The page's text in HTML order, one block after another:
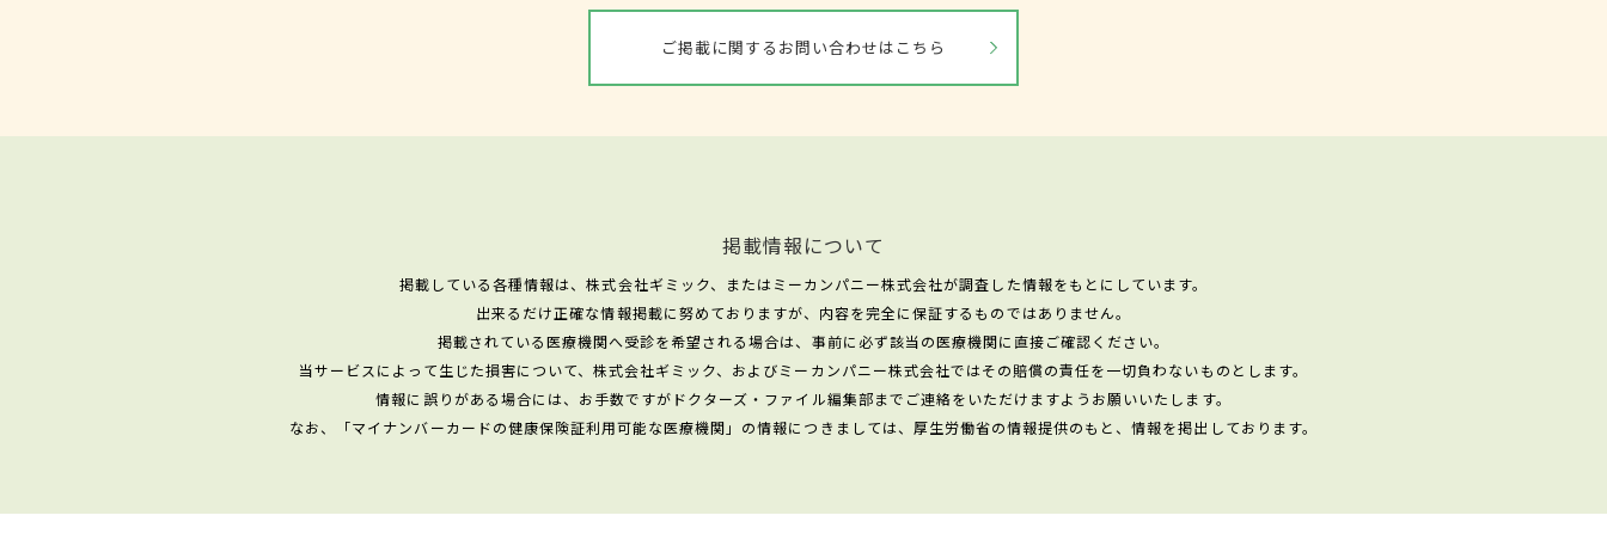
ご掲載に関するお問い合わせはこちら
掲載情報について
掲載している各種情報は、株式会社ギミック、またはミーカンパニー株式会社が調査した情報をもとにしています。
出来るだけ正確な情報掲載に努めておりますが、内容を完全に保証するものではありません。
掲載されている医療機関へ受診を希望される場合は、事前に必ず該当の医療機関に直接ご確認ください。
当サービスによって生じた損害について、株式会社ギミック、およびミーカンパニー株式会社ではその賠償の責任を一切負わないものとします。
情報に誤りがある場合には、お手数ですがドクターズ・ファイル編集部までご連絡をいただけますようお願いいたします。
なお、「マイナンバーカードの健康保険証利用可能な医療機関」の情報につきましては、厚生労働省の情報提供のもと、情報を掲出しております。